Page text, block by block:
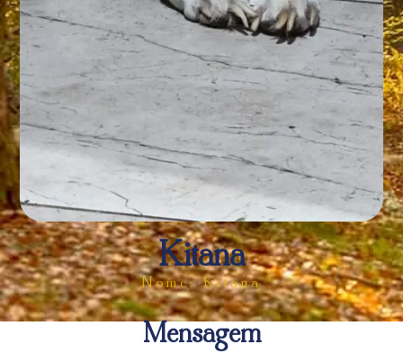
Kitana
Nome: Kitana
Mensagem